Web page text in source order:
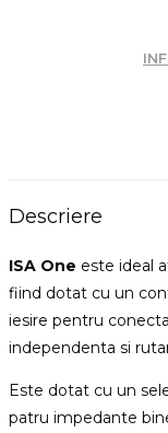
Descriere
ISA One este ideal
fiind dotat cu un
iesire pentru
independenta si
Este dotat cu un
patru impedante